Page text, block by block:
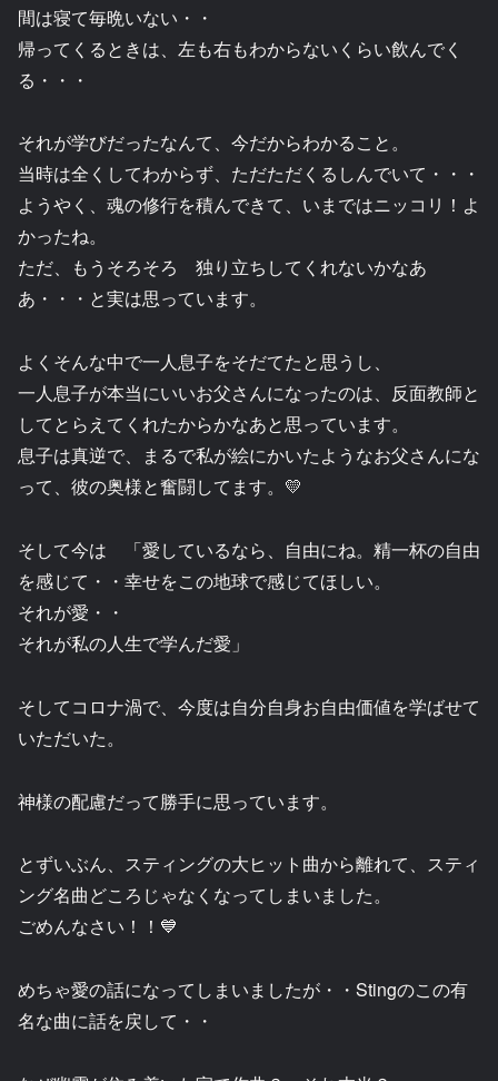
間は寝て毎晩いない・・
帰ってくるときは、左も右もわからないくらい飲んでく
る・・・
それが学びだったなんて、今だからわかること。
当時は全くしてわからず、ただただくるしんでいて・・・
ようやく、魂の修行を積んできて、いまではニッコリ！よ
かったね。
ただ、もうそろそろ 独り立ちしてくれないかなあ
あ・・・と実は思っています。
よくそんな中で一人息子をそだてたと思うし、
一人息子が本当にいいお父さんになったのは、反面教師と
してとらえてくれたからかなあと思っています。
息子は真逆で、まるで私が絵にかいたようなお父さんにな
って、彼の奥様と奮闘してます。💛
そして今は 「愛しているなら、自由にね。精一杯の自由
を感じて・・幸せをこの地球で感じてほしい。
それが愛・・
それが私の人生で学んだ愛」
そしてコロナ渦で、今度は自分自身お自由価値を学ばせて
いただいた。
神様の配慮だって勝手に思っています。
とずいぶん、スティングの大ヒット曲から離れて、スティ
ング名曲どころじゃなくなってしまいました。
ごめんなさい！！💙
めちゃ愛の話になってしまいましたが・・Stingのこの有
名な曲に話を戻して・・